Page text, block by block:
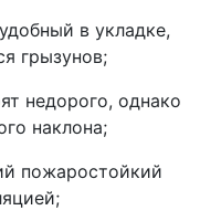
в укладке,
грызунов;
недорого, однако
наклона;
пожаростойкий